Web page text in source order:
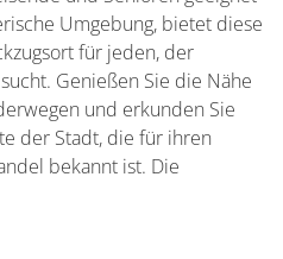
Umgebung, bietet diese
für jeden, der
Genießen Sie die Nähe
und erkunden Sie
der Stadt, die für ihren
bekannt ist. Die